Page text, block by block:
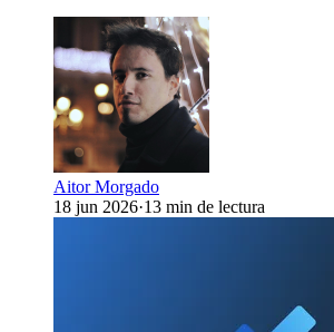
Aitor Morgado
18 jun 2026·13 min de lectura